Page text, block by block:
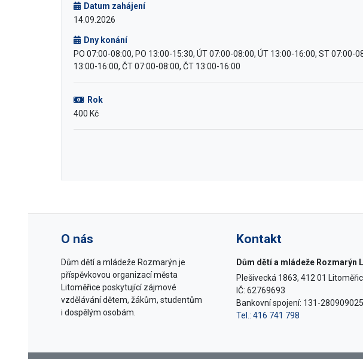
Datum zahájení
14.09.2026
Dny konání
PO 07:00-08:00, PO 13:00-15:30, ÚT 07:00-08:00, ÚT 13:00-16:00, ST 07:00-
13:00-16:00, ČT 07:00-08:00, ČT 13:00-16:00
Rok
400 Kč
O nás
Dům dětí a mládeže Rozmarýn je
příspěvkovou organizací města
Litoměřice poskytující zájmové
vzdělávání dětem, žákům, studentům
i dospělým osobám.
Kontakt
Dům dětí a mládeže Rozmarýn
Plešivecká 1863, 412 01
IČ: 62769693
Bankovní spojení: 131-
Tel.: 416 741 798